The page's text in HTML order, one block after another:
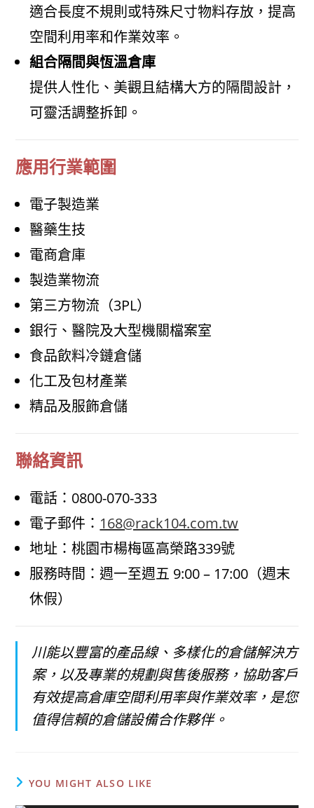
適合長度不規則或特殊尺寸物料存放，提高
空間利用率和作業效率。
組合隔間與恆溫倉庫
提供人性化、美觀且結構大方的隔間設計，
可靈活調整拆卸。
應用行業範圍
電子製造業
醫藥生技
電商倉庫
製造業物流
第三方物流（3PL）
銀行、醫院及大型機關檔案室
食品飲料冷鏈倉儲
化工及包材產業
精品及服飾倉儲
聯絡資訊
電話：0800-070-333
電子郵件： 168@rack104.com.tw
地址：桃園市楊梅區高榮路339號
服務時間：週一至週五 9:00 – 17:00（週末
休假）
川能以豐富的產品線、多樣化的倉儲解決方
案，以及專業的規劃與售後服務，協助客戶
有效提高倉庫空間利用率與作業效率，是您
值得信賴的倉儲設備合作夥伴。
YOU MIGHT ALSO LIKE